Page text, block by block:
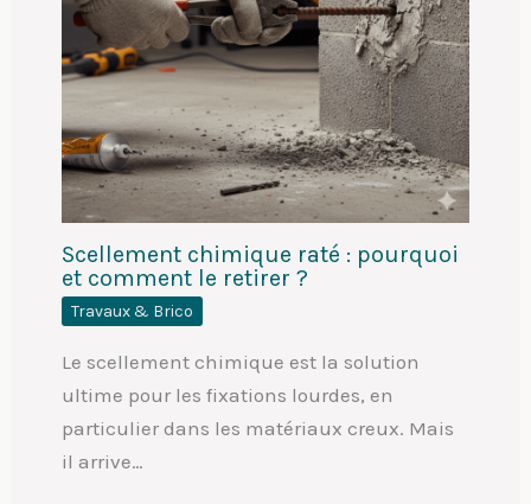
Scellement chimique raté : pourquoi
et comment le retirer ?
Travaux & Brico
Le scellement chimique est la solution
ultime pour les fixations lourdes, en
particulier dans les matériaux creux. Mais
il arrive…